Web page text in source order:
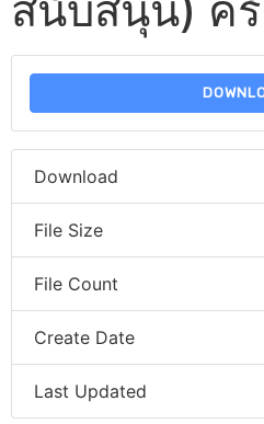
Download
File Size
File Count
Create Date
Last Updated